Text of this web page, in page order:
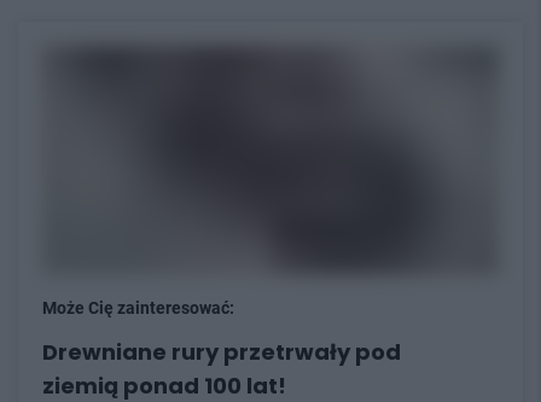
Może Cię zainteresować:
Drewniane rury przetrwały pod
ziemią ponad 100 lat!